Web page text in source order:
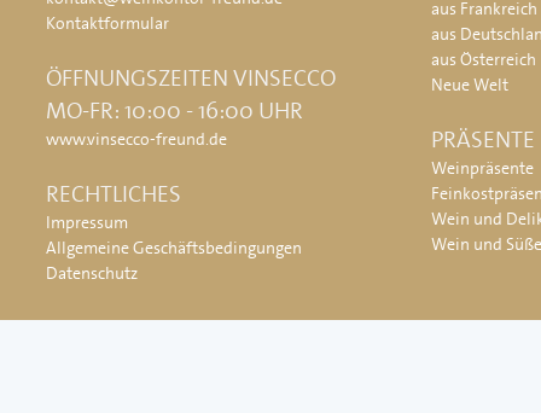
Kontaktformular
ÖFFNUNGSZEITEN VINSECCO
MO-FR: 10:00 - 16:00 UHR
www.vinsecco-freund.de
RECHTLICHES
Impressum
Allgemeine Geschäftsbedingungen
Datenschutz
aus Frankreich
aus
aus Österreich
Neue Welt
PRÄSENTE
Weinpräsente
Wein und
Wein und